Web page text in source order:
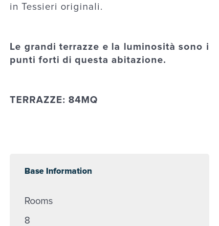
in Tessieri originali.
Le grandi terrazze e la luminosità sono i
punti forti di questa abitazione.
TERRAZZE: 84MQ
Base Information
Rooms
8